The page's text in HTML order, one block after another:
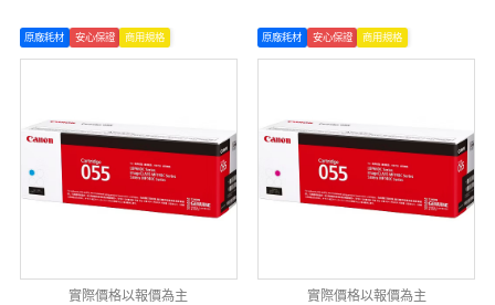
原廠耗材 安心保證 商用規格
實際價格以報價為主
原廠耗材 安心保證 商用規格
實際價格以報價為主